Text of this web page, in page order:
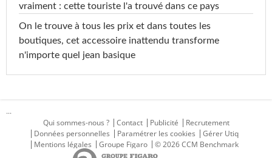
vraiment : cette touriste l'a trouvé dans ce pays
On le trouve à tous les prix et dans toutes les
boutiques, cet accessoire inattendu transforme
n'importe quel jean basique
...
Qui sommes-nous ?
Contact Publicité
Recrutement
Données personnelles
Paramétrer les cookies
Gérer Utiq
Mentions légales
Groupe Figaro © 2026 CCM Benchmark